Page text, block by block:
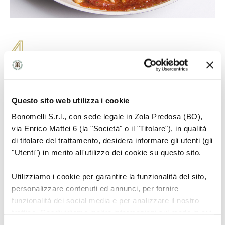
Questo sito web utilizza i cookie
Bonomelli S.r.l., con sede legale in Zola Predosa (BO),
via Enrico Mattei 6 (la "Società" o il "Titolare"), in qualità
di titolare del trattamento, desidera informare gli utenti (gli
"Utenti") in merito all'utilizzo dei cookie su questo sito.
Utilizziamo i cookie per garantire la funzionalità del sito,
personalizzare contenuti ed annunci, per fornire
funzionalità dei social media e per analizzare il nostro
4
Salare e cuocere per circa 4 minuti.